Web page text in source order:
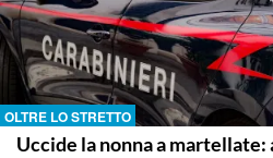
OLTRE LO STRETTO
Uccide la nonna a